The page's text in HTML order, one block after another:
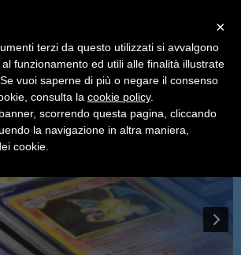
×
sarà chiuso dal 9/08 al 24/08
dopo le 15:00 del 07/08 verranno
giorno 25/08.
tutti dallo staff di Pianeta Hobby
×
terzi da questo utilizzati si avvalgono
funzionamento ed utili alle finalità illustrate
vuoi saperne di più o negare il consenso
consulta la cookie policy.
scorrendo questa pagina, cliccando
la navigazione in altra maniera,
cookie.